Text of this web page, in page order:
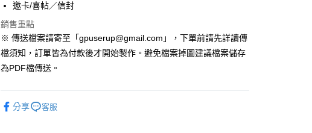
每筆NT$70
7-11取貨付款
每筆NT$70
宅配
便利袋
邀卡/喜帖／信封
銷售重點
※ 傳送檔案請寄至「gpuserup@gmail.com」，下單前請先詳讀傳
檔須知，訂單皆為付款後才開始製作。避免檔案掉圖建議檔案儲存
為PDF檔傳送。
分享 客服